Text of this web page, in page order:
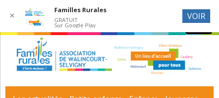
✕
Familles Rurales
GRATUIT
Sur Google Play
VOIR